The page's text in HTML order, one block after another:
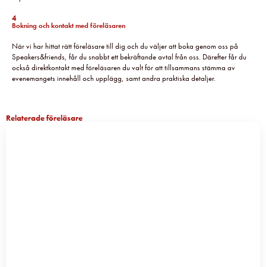
4
Bokning och kontakt med föreläsaren
När vi har hittat rätt föreläsare till dig och du väljer att boka genom oss på
Speakers&friends, får du snabbt ett bekräftande avtal från oss. Därefter får du
också direktkontakt med föreläsaren du valt för att tillsammans stämma av
evenemangets innehåll och upplägg, samt andra praktiska detaljer.
Relaterade föreläsare